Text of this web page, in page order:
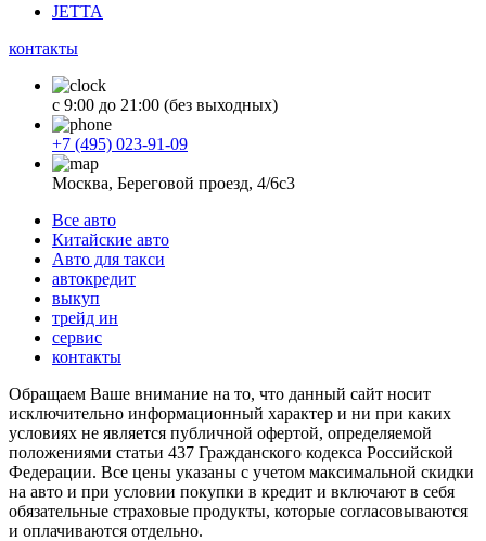
JETTA
контакты
с 9:00 до 21:00 (без выходных)
+7 (495) 023-91-09
Москва, Береговой проезд, 4/6с3
Все авто
Китайские авто
Авто для такси
автокредит
выкуп
трейд ин
сервис
контакты
Обращаем Ваше внимание на то, что данный сайт носит
исключительно информационный характер и ни при каких
условиях не является публичной офертой, определяемой
положениями статьи 437 Гражданского кодекса Российской
Федерации. Все цены указаны с учетом максимальной скидки
на авто и при условии покупки в кредит и включают в себя
обязательные страховые продукты, которые согласовываются
и оплачиваются отдельно.